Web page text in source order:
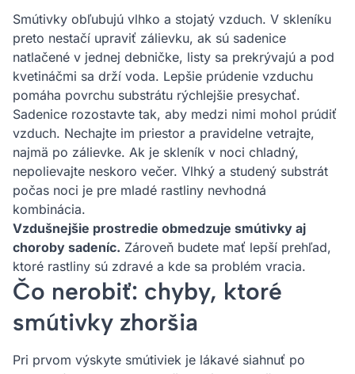
Smútivky obľubujú vlhko a stojatý vzduch. V skleníku
preto nestačí upraviť zálievku, ak sú sadenice
natlačené v jednej debničke, listy sa prekrývajú a pod
kvetináčmi sa drží voda. Lepšie prúdenie vzduchu
pomáha povrchu substrátu rýchlejšie presychať.
Sadenice rozostavte tak, aby medzi nimi mohol prúdiť
vzduch. Nechajte im priestor a pravidelne vetrajte,
najmä po zálievke. Ak je skleník v noci chladný,
nepolievajte neskoro večer. Vlhký a studený substrát
počas noci je pre mladé rastliny nevhodná
kombinácia.
Vzdušnejšie prostredie obmedzuje smútivky aj
choroby sadeníc. Zároveň budete mať lepší prehľad,
ktoré rastliny sú zdravé a kde sa problém vracia.
Čo nerobiť: chyby, ktoré
smútivky zhoršia
Pri prvom výskyte smútiviek je lákavé siahnuť po